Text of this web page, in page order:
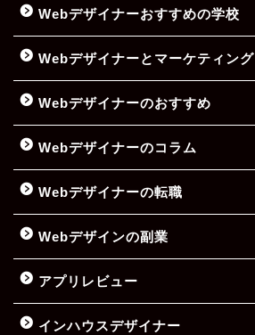
Webデザイナーおすすめの学校
Webデザイナーとマーケティング
Webデザイナーのおすすめ
Webデザイナーのコラム
Webデザイナーの転職
Webデザインの副業
アプリレビュー
インハウスデザイナー